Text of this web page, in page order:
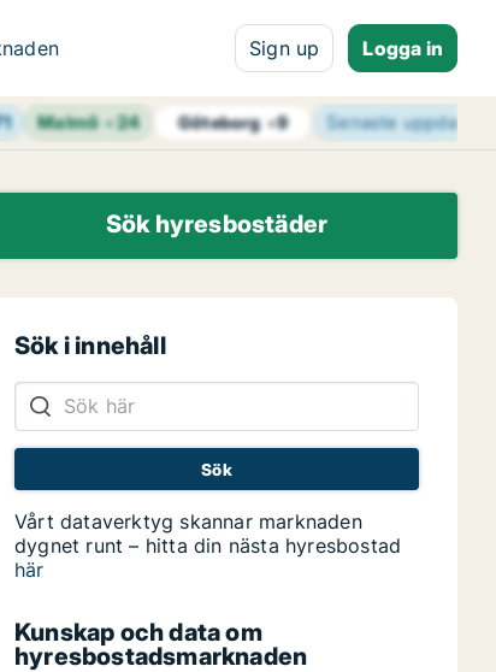
Sign up Logga in
Malmö+24 Göteborg+9 Senaste
Sök hyresbostäder
Sök i innehåll
Vårt dataverktyg skannar marknaden
dygnet runt – hitta din nästa hyresbostad
här
Kunskap och data om
hyresbostadsmarknaden